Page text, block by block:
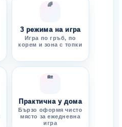
🌈
3 режима на игра
Игра по гръб, по
корем и зона с топки
🏡
Практична у дома
Бързо оформя чисто
място за ежедневна
игра